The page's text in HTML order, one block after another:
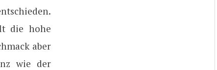
die hohe
aber
wie der